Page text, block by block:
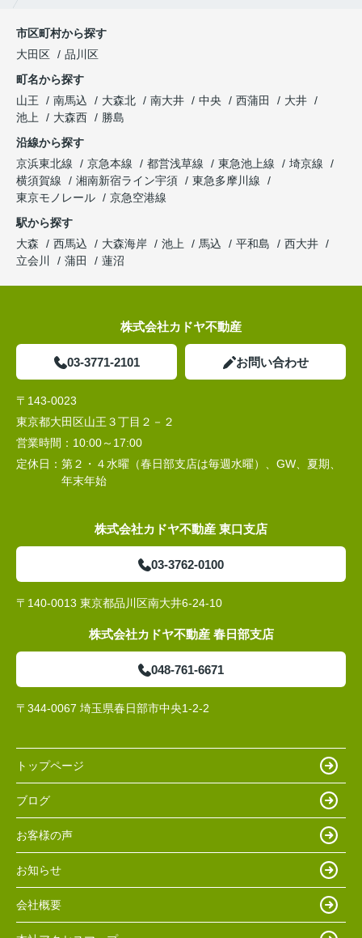
市区町村から探す
大田区
品川区
町名から探す
山王
南馬込 大森北 南大井 中央 西蒲田
大井
池上
大森西
勝島
沿線から探す
京浜東北線
京急本線 都営浅草線 東急池上線
埼京線
横須賀線
湘南新宿ライン宇須
東急多摩川線
東京モノレール
京急空港線
駅から探す
大森
西馬込 大森海岸 池上 馬込 平和島
西大井
立会川
蒲田 蓮沼
株式会社カドヤ不動産
03-3771-2101 お問い合わせ
〒143-0023
東京都大田区山王３丁目２－２
営業時間： 10:00～17:00
定休日： 第２・４水曜（春日部支店は毎週水曜）、GW、夏期、
年末年始
株式会社カドヤ不動産 東口支店
03-3762-0100
〒140-0013 東京都品川区南大井6-24-10
株式会社カドヤ不動産 春日部支店
048-761-6671
〒344-0067 埼玉県春日部市中央1-2-2
トップページ
ブログ
お客様の声
お知らせ
会社概要